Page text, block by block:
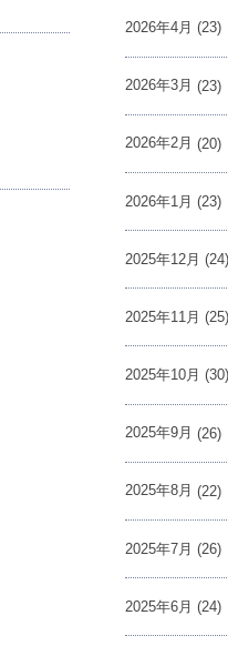
2026年4月 (23)
2026年3月 (23)
2026年2月 (20)
2026年1月 (23)
2025年12月 (24)
2025年11月 (25)
2025年10月 (30)
2025年9月 (26)
2025年8月 (22)
2025年7月 (26)
2025年6月 (24)